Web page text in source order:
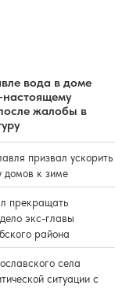
вода в доме
настоящему
жалобы в
призвал ускорить
домов к зиме
прекращать
экс-главы
района
села
ситуации с